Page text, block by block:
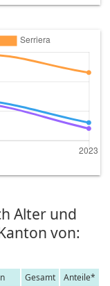
Alter und
von:
Gesamt
Anteile*